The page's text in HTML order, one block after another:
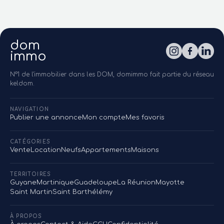
dom
immo
N°1 de l'immobilier dans les DOM, domimmo fait partie du réseau
keldom.
NAVIGATION
Publier une annonceMon compteMes favoris
CATÉGORIES
Vente LocationNeufsAppartementsMaisons
TERRITOIRES
GuyaneMartiniqueGuadeloupe La RéunionMayotte
Saint MartinSaint Barthélémy
À PROPOS